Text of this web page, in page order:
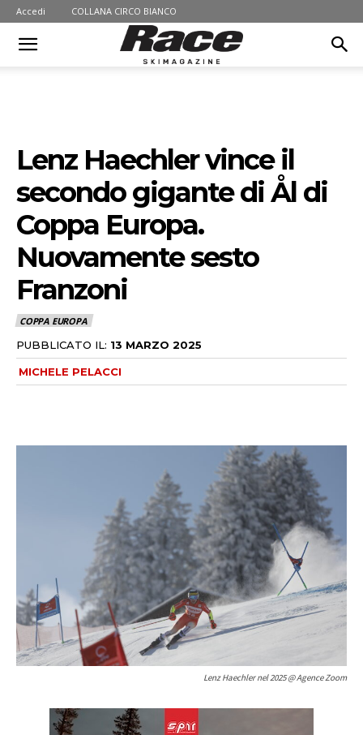
Accedi COLLANA CIRCO BIANCO
Lenz Haechler vince il
secondo gigante di Ål di
Coppa Europa.
Nuovamente sesto
Franzoni
COPPA EUROPA
PUBBLICATO IL: 13 MARZO 2025
MICHELE PELACCI
Lenz Haechler nel 2025 @ Agence Zoom